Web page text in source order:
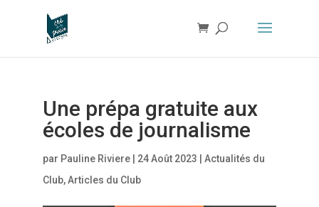
Une prépa gratuite aux
écoles de journalisme
par Pauline Riviere| 24 Août 2023
Actualités du
Club,Articles du Club